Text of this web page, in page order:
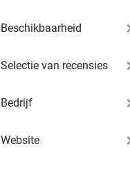
Beschikbaarheid
Selectie van recensies
Bedrijf
Website